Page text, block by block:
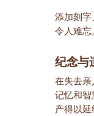
添加刻
令人难忘
纪念与
在失去
记忆和
产得以延